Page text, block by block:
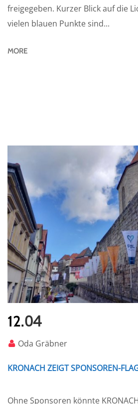
freigegeben. Kurzer Blick auf die
vielen blauen Punkte sind...
MORE
12.04
Oda Gräbner
KRONACH ZEIGT SPONSOREN-
Ohne Sponsoren könnte